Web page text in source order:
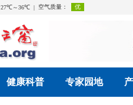
健康科普 专家园地